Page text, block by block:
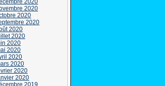
2020
2020
2020
2020
2020
2020
2020
2020
2020
2020
2020
2019